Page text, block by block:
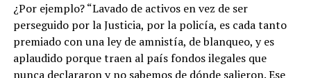
¿Por ejemplo? “Lavado de activos en vez de ser
perseguido por la Justicia, por la policía, es cada tanto
premiado con una ley de amnistía, de blanqueo, y es
aplaudido porque traen al país fondos ilegales que
nunca declararon y no sabemos de dónde salieron. Ese